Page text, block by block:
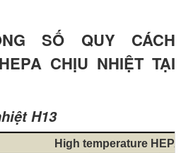
SỐ QUY CÁCH
CHỊU NHIỆT TẠI
H13
High temperature HEPA